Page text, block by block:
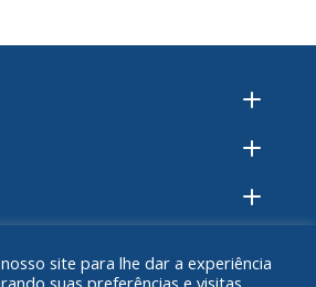
site para lhe dar a experiência
suas preferências e visitas